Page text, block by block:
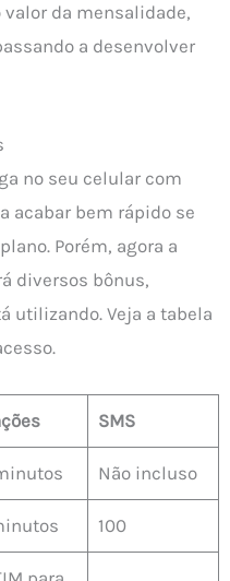
da mensalidade,
a desenvolver
no seu celular com
acabar bem rápido se
Porém, agora a
diversos bônus,
utilizando. Veja a tabela
SMS
Não incluso
100